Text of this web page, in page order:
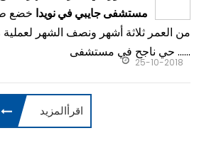
مستشفى جايبي في نويدا خضع
من العمر ثلاثة أشهر ونصف الشهر لعملية
حي ناجح في مستشفى ......
25-10-2018
اقرأالمزيد